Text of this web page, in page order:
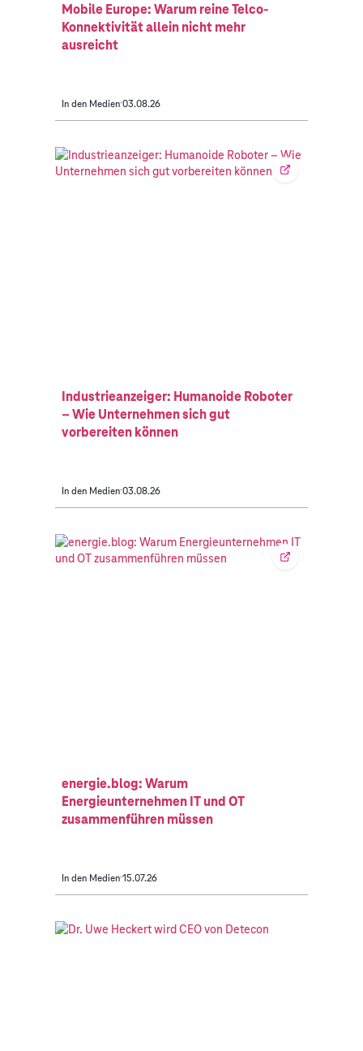
Mobile Europe: Warum reine Telco-
Konnektivität allein nicht mehr
ausreicht
In den Medien 03.08.26
Industrieanzeiger: Humanoide Roboter
– Wie Unternehmen sich gut
vorbereiten können
In den Medien 03.08.26
energie.blog: Warum
Energieunternehmen IT und OT
zusammenführen müssen
In den Medien 15.07.26